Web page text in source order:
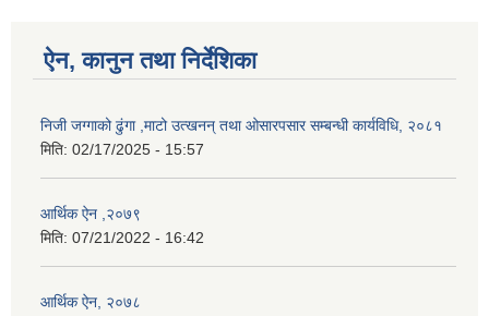
ऐन, कानुन तथा निर्देशिका
निजी जग्गाको ढुंगा ,माटो उत्खनन् तथा ओसारपसार सम्बन्धी कार्यविधि, २०८१
मिति: 02/17/2025 - 15:57
आर्थिक ऐन ,२०७९
मिति: 07/21/2022 - 16:42
आर्थिक ऐन, २०७८